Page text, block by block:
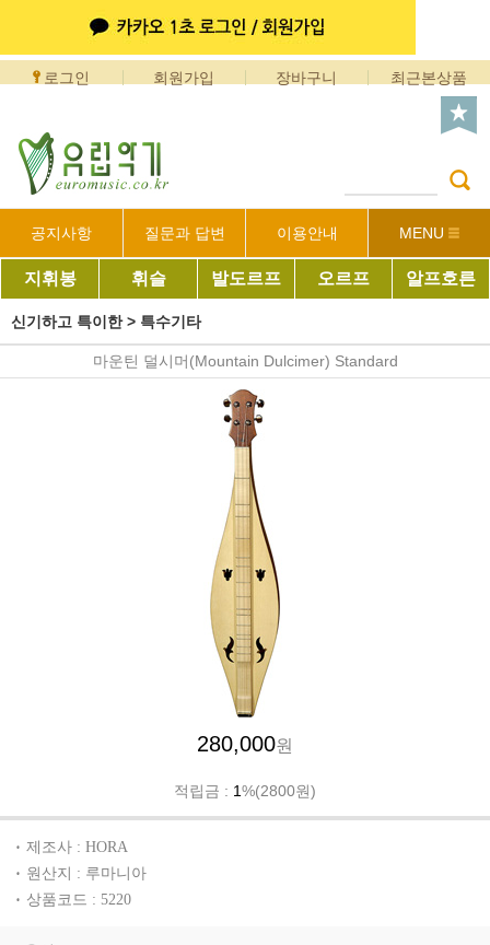
로그인 회원가입 장바구니 최근본상품
공지사항 질문과 답변 이용안내 MENU
지휘봉 휘슬 발도르프 오르프 알프호른
신기하고 특이한> 특수기타
마운틴 덜시머(Mountain Dulcimer) Standard
280,000원
적립금 : 1%(2800원)
제조사 : HORA
원산지 : 루마니아
상품코드 : 5220